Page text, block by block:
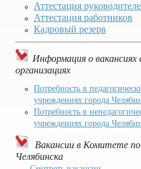
Аттестация
Аттестация работников
Кадровый резерв
Информация о вакансиях
организациях
Потребность в
учреждениях города
Потребность в
учреждениях города
Вакансии в Комитете по
Челябинска